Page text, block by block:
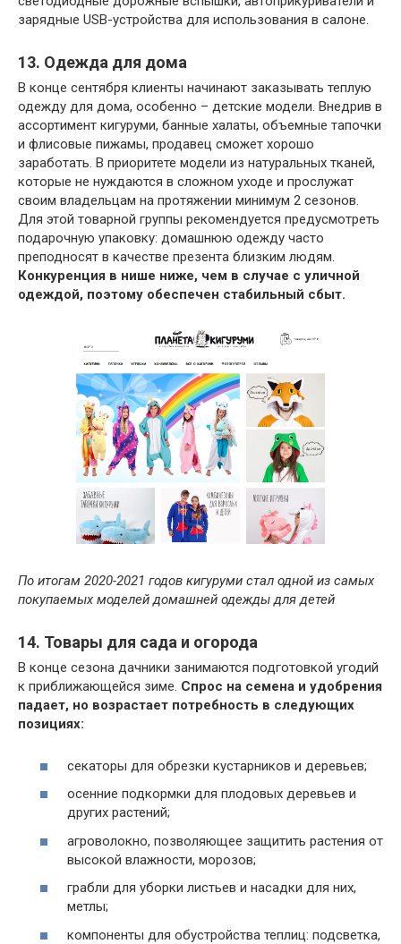
зарядные USB-устройства для использования в салоне.
13. Одежда для дома
В конце сентября клиенты начинают заказывать теплую
одежду для дома, особенно – детские модели. Внедрив в
ассортимент кигуруми, банные халаты, объемные тапочки
и флисовые пижамы, продавец сможет хорошо
заработать. В приоритете модели из натуральных тканей,
которые не нуждаются в сложном уходе и прослужат
своим владельцам на протяжении минимум 2 сезонов.
Для этой товарной группы рекомендуется предусмотреть
подарочную упаковку: домашнюю одежду часто
преподносят в качестве презента близким людям.
Конкуренция в нише ниже, чем в случае с уличной
одеждой, поэтому обеспечен стабильный сбыт.
По итогам 2020-2021 годов кигуруми стал одной из самых
покупаемых моделей домашней одежды для детей
14. Товары для сада и огорода
В конце сезона дачники занимаются подготовкой угодий
к приближающейся зиме. Спрос на семена и удобрения
падает, но возрастает потребность в следующих
позициях:
секаторы для обрезки кустарников и деревьев;
осенние подкормки для плодовых деревьев и
других растений;
агроволокно, позволяющее защитить растения от
высокой влажности, морозов;
грабли для уборки листьев и насадки для них,
метлы;
компоненты для обустройства теплиц: подсветка,